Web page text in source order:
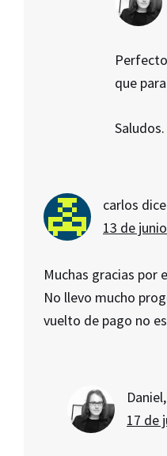
que
Saludos.
carlos dice
13 de
Muchas gracias por
No llevo mucho
vuelto de pago no
17 de